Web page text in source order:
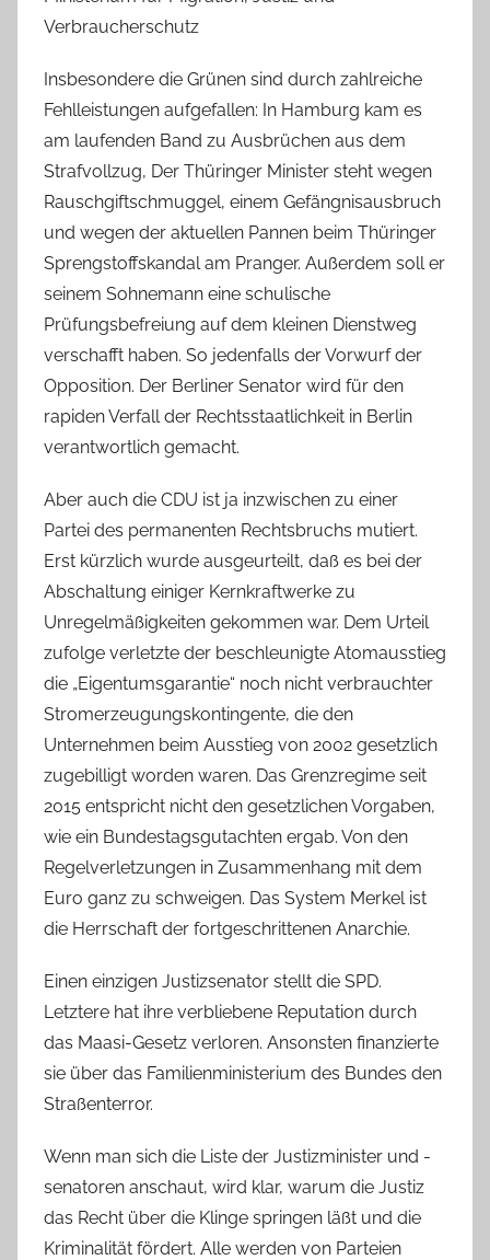
Verbraucherschutz
Insbesondere die Grünen sind durch zahlreiche
Fehlleistungen aufgefallen: In Hamburg kam es
am laufenden Band zu Ausbrüchen aus dem
Strafvollzug, Der Thüringer Minister steht wegen
Rauschgiftschmuggel, einem Gefängnisausbruch
und wegen der aktuellen Pannen beim Thüringer
Sprengstoffskandal am Pranger. Außerdem soll er
seinem Sohnemann eine schulische
Prüfungsbefreiung auf dem kleinen Dienstweg
verschafft haben. So jedenfalls der Vorwurf der
Opposition. Der Berliner Senator wird für den
rapiden Verfall der Rechtsstaatlichkeit in Berlin
verantwortlich gemacht.
Aber auch die CDU ist ja inzwischen zu einer
Partei des permanenten Rechtsbruchs mutiert.
Erst kürzlich wurde ausgeurteilt, daß es bei der
Abschaltung einiger Kernkraftwerke zu
Unregelmäßigkeiten gekommen war. Dem Urteil
zufolge verletzte der beschleunigte Atomausstieg
die „Eigentumsgarantie“ noch nicht verbrauchter
Stromerzeugungskontingente, die den
Unternehmen beim Ausstieg von 2002 gesetzlich
zugebilligt worden waren. Das Grenzregime seit
2015 entspricht nicht den gesetzlichen Vorgaben,
wie ein Bundestagsgutachten ergab. Von den
Regelverletzungen in Zusammenhang mit dem
Euro ganz zu schweigen. Das System Merkel ist
die Herrschaft der fortgeschrittenen Anarchie.
Einen einzigen Justizsenator stellt die SPD.
Letztere hat ihre verbliebene Reputation durch
das Maasi-Gesetz verloren. Ansonsten finanzierte
sie über das Familienministerium des Bundes den
Straßenterror.
Wenn man sich die Liste der Justizminister und -
senatoren anschaut, wird klar, warum die Justiz
das Recht über die Klinge springen läßt und die
Kriminalität fördert. Alle werden von Parteien